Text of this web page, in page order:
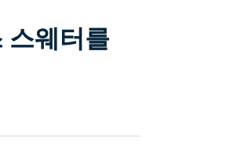
스웨터를